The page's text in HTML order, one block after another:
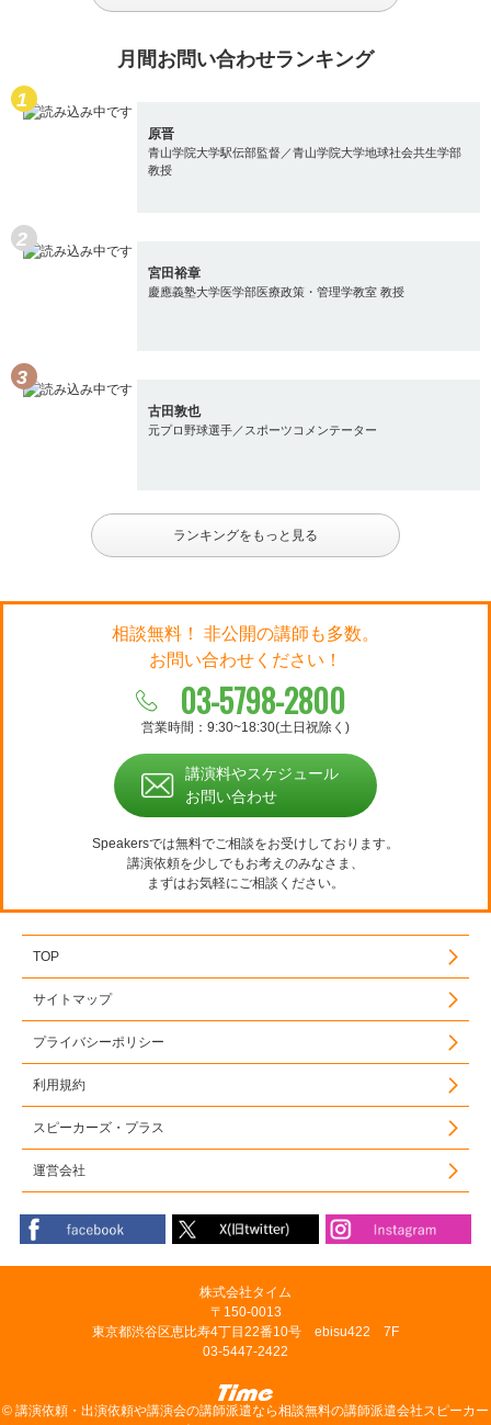
月間お問い合わせランキング
原晋
青山学院大学駅伝部監督／青山学院大学地球社会共生学部
教授
宮田裕章
慶應義塾大学医学部医療政策・管理学教室 教授
古田敦也
元プロ野球選手／スポーツコメンテーター
ランキングをもっと見る
相談無料！ 非公開の講師も多数。
お問い合わせください！
03-5798-2800
営業時間：9:30~18:30(土日祝除く)
講演料やスケジュール
お問い合わせ
Speakersでは無料でご相談をお受けしております。
講演依頼を少しでもお考えのみなさま、
まずはお気軽にご相談ください。
TOP
サイトマップ
プライバシーポリシー
利用規約
スピーカーズ・プラス
運営会社
株式会社タイム
〒150-0013
東京都渋谷区恵比寿4丁目22番10号 ebisu422 7F
03-5447-2422
© 講演依頼・出演依頼や講演会の講師派遣なら相談無料の講師派遣会社スピーカー